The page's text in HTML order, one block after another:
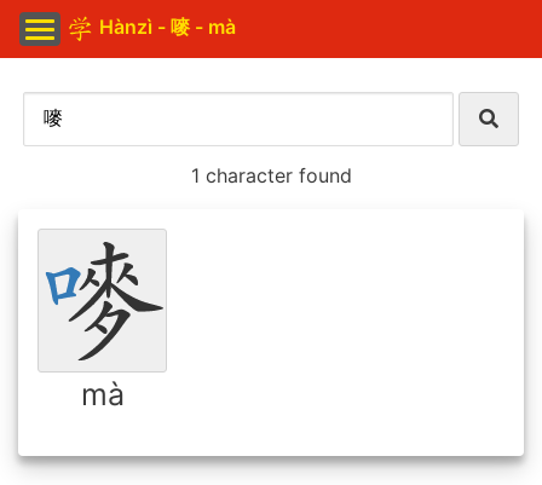
Hànzì - 嘜 - mà
1 character found
mà